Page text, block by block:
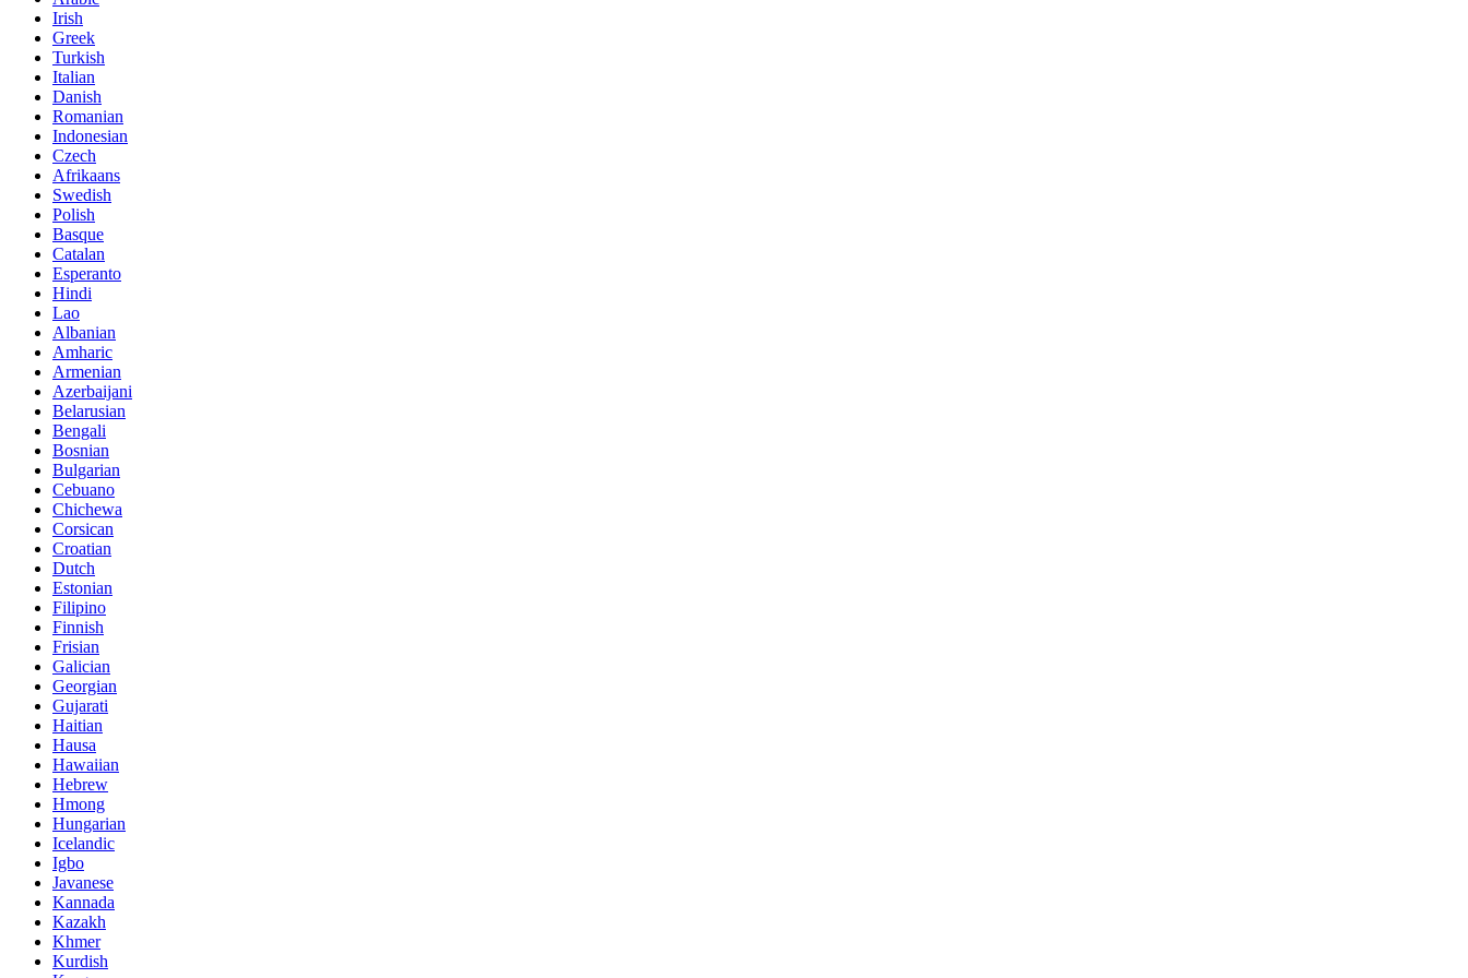
Irish
Greek
Turkish
Italian
Danish
Romanian
Indonesian
Czech
Afrikaans
Swedish
Polish
Basque
Catalan
Esperanto
Hindi
Lao
Albanian
Amharic
Armenian
Azerbaijani
Belarusian
Bengali
Bosnian
Bulgarian
Cebuano
Chichewa
Corsican
Croatian
Dutch
Estonian
Filipino
Finnish
Frisian
Galician
Georgian
Gujarati
Haitian
Hausa
Hawaiian
Hebrew
Hmong
Hungarian
Icelandic
Igbo
Javanese
Kannada
Kazakh
Khmer
Kurdish